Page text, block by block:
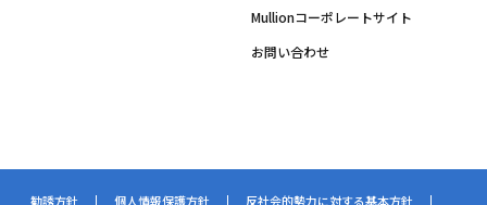
Mullionコーポレートサイト
お問い合わせ
勧誘方針 個人情報保護方針 反社会的勢力に対する基本方針